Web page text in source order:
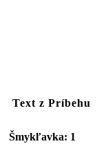
Text z Príbehu
Šmykľavka: 1